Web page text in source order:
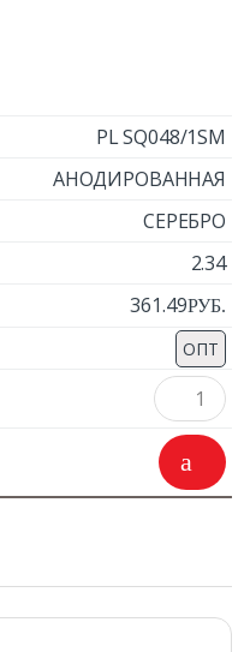
PL SQ048/1SM
АНОДИРОВАННАЯ
СЕРЕБРО
2.34
361.49РУБ.
ОПТ